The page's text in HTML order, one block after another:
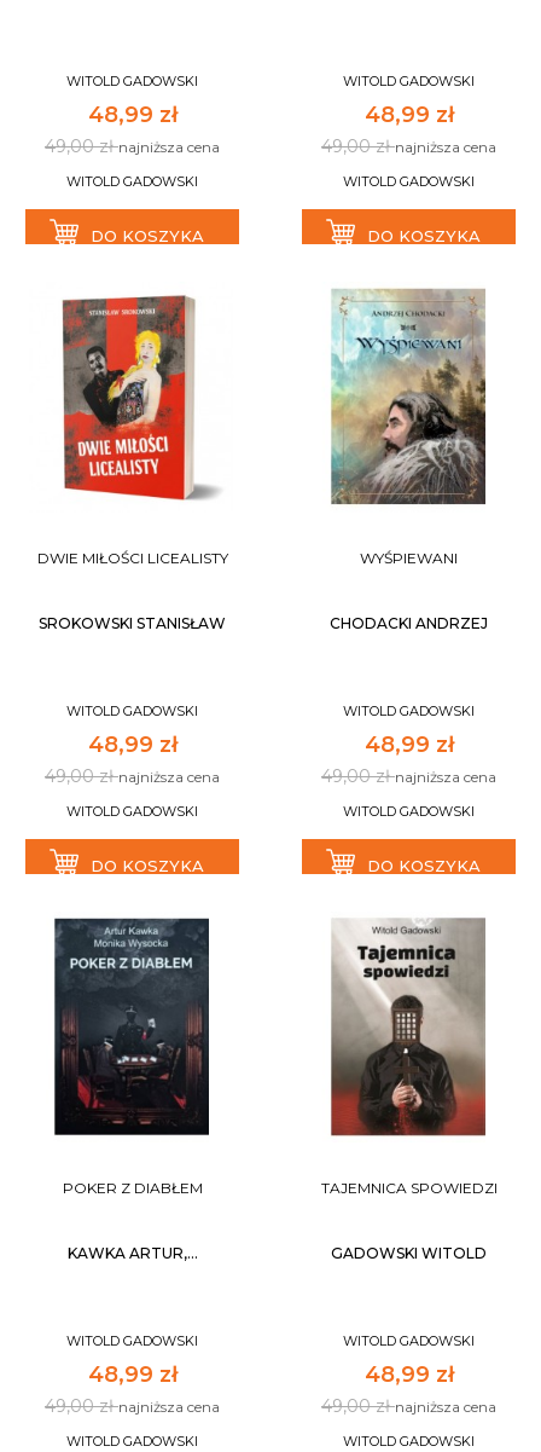
WITOLD GADOWSKI
48,99 zł
49,00 złnajniższa cena
WITOLD GADOWSKI
DO KOSZYKA
WITOLD GADOWSKI
48,99 zł
49,00 złnajniższa cena
WITOLD GADOWSKI
DO KOSZYKA
DWIE MIŁOŚCI LICEALISTY
SROKOWSKI STANISŁAW
WITOLD GADOWSKI
48,99 zł
49,00 złnajniższa cena
WITOLD GADOWSKI
DO KOSZYKA
WYŚPIEWANI
CHODACKI ANDRZEJ
WITOLD GADOWSKI
48,99 zł
49,00 złnajniższa cena
WITOLD GADOWSKI
DO KOSZYKA
POKER Z DIABŁEM
KAWKA ARTUR,...
WITOLD GADOWSKI
48,99 zł
49,00 złnajniższa cena
WITOLD GADOWSKI
TAJEMNICA SPOWIEDZI
GADOWSKI WITOLD
WITOLD GADOWSKI
48,99 zł
49,00 złnajniższa cena
WITOLD GADOWSKI